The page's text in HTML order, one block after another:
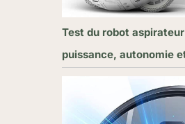
Test du robot aspirateur
puissance, autonomie